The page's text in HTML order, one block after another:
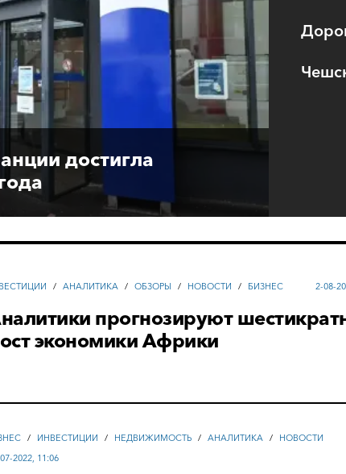
достигла
/ АНАЛИТИКА / ОБЗОРЫ / НОВОСТИ / БИЗНЕС 2-08-
прогнозируют
экономики Африки
/ ИНВЕСТИЦИИ / НЕДВИЖИМОСТЬ / АНАЛИТИКА /
НОВОСТИ
2022, 11:06